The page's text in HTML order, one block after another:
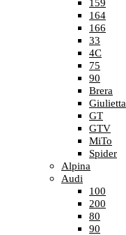
159
164
166
33
4C
75
90
Brera
Giulietta
GT
GTV
MiTo
Spider
Alpina
Audi
100
200
80
90